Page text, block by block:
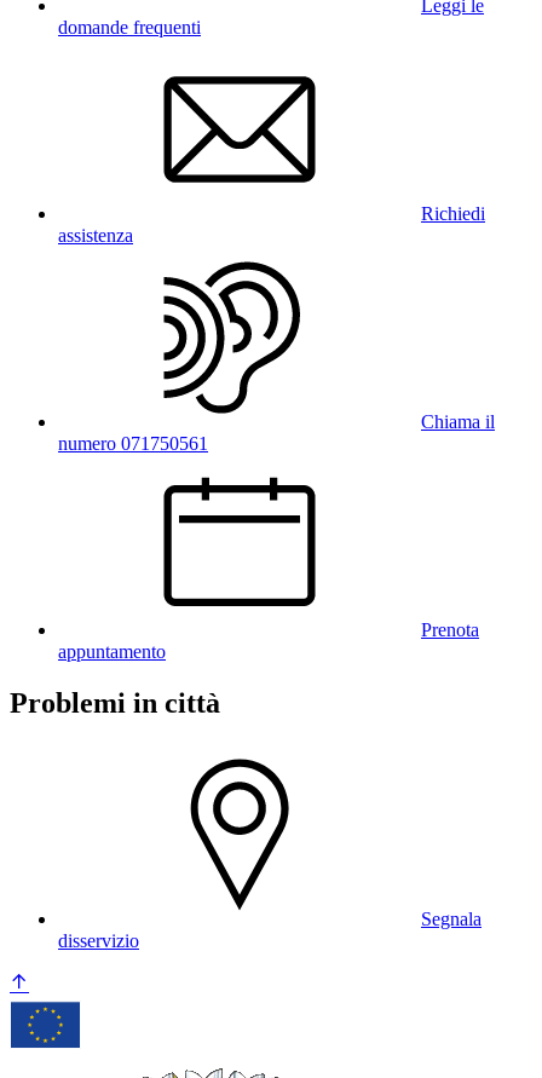
Leggi le
domande frequenti
Richiedi
assistenza
Chiama il
numero 071750561
Prenota
appuntamento
Problemi in città
Segnala
disservizio